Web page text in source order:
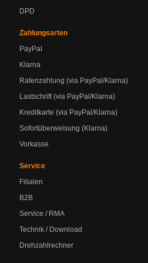
DPD
Zahlungsarten
PayPal
Klarna
Ratenzahlung (via PayPal/Klarna)
Lastschrift (via PayPal/Klarna)
Kreditkarte (via PayPal/Klarna)
Sofortüberweisung (Klarna)
Vorkasse
Service
Filialen
B2B
Service / RMA
Technik / Download
Drehzahlrechner